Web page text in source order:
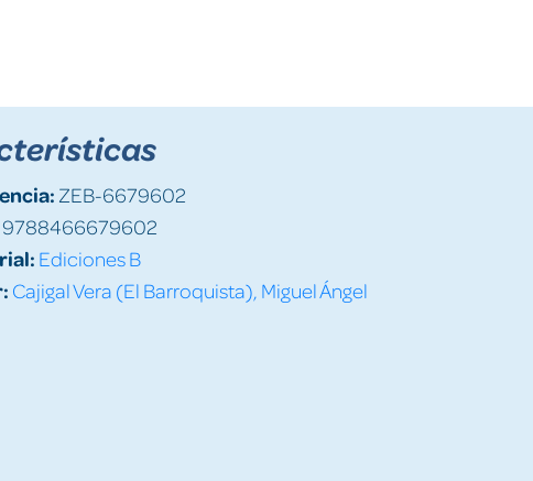
ZEB-6679602
9788466679602
Ediciones B
Cajigal Vera (El Barroquista), Miguel Ángel